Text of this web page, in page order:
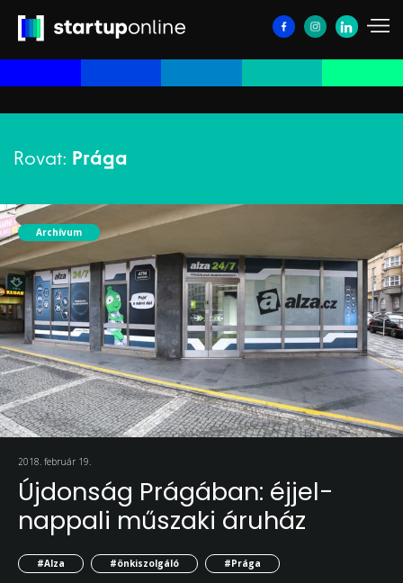
Rovat: Prága
Archívum
2018. február 19.
Újdonság Prágában: éjjel-
nappali műszaki áruház
#Alza #önkiszolgáló #Prága